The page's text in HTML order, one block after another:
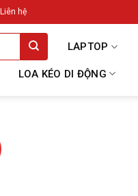
Liên hệ
LAPTOP
LOA KÉO DI ĐỘNG